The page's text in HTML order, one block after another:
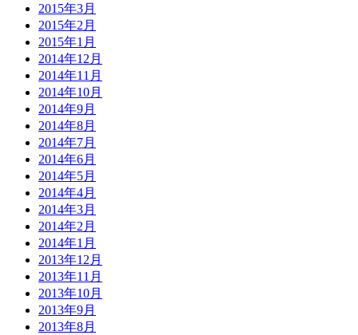
2015年3月
2015年2月
2015年1月
2014年12月
2014年11月
2014年10月
2014年9月
2014年8月
2014年7月
2014年6月
2014年5月
2014年4月
2014年3月
2014年2月
2014年1月
2013年12月
2013年11月
2013年10月
2013年9月
2013年8月